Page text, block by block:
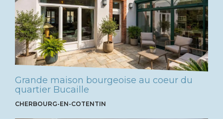
Grande maison bourgeoise au coeur du
quartier Bucaille
CHERBOURG-EN-COTENTIN